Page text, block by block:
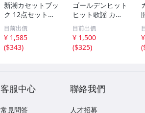
新潮カセットブッ
ク 12点セット
【三島由紀夫／森
外／太宰治／芥川
龍之介／谷崎潤一
郎／宮沢賢治／
目前出價
¥ 1,585
($343)
ゴールデンヒット
ヒット歌謡 カラ
オケ カセットテ
ープ まとめ昭和
レトロ 邦楽 童謡
演歌 17点
目前出價
¥ 1,500
($325)
(
客服中心
常見問答
聯絡我們
人才招募